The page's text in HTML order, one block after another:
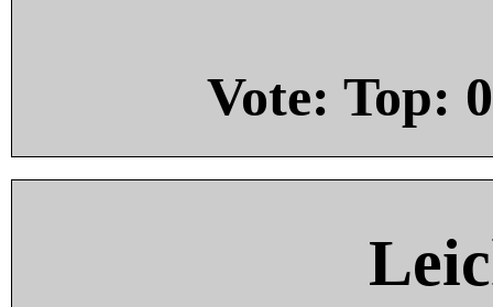
Vote: Top: 0